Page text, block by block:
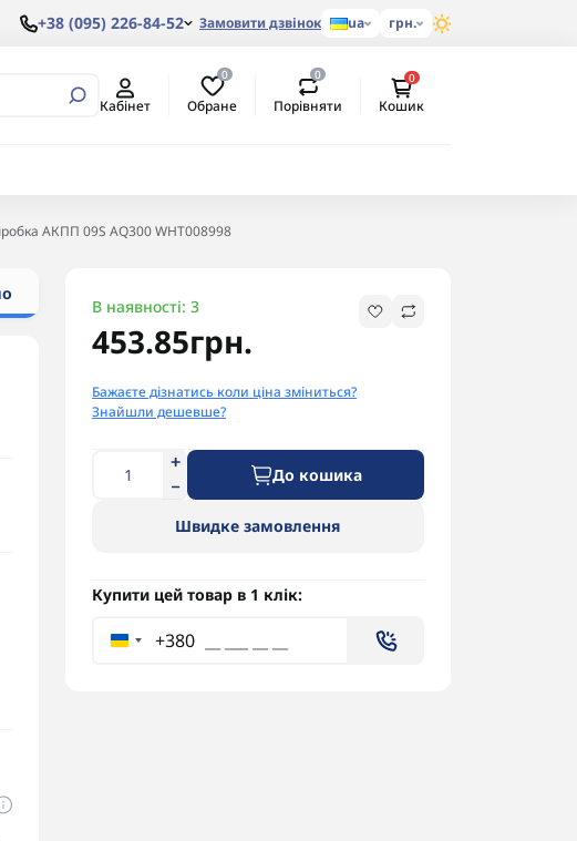
+38 (095) 226-84-52 Замовити дзвінок ua грн.
Кабінет
0
Обране
0
Порівняти
0
Кошик
АКПП 09S AQ300 WHT008998
В наявності: 3
453.85грн.
Бажаєте дізнатись коли ціна зміниться?
Знайшли дешевше?
До кошика
Швидке замовлення
Купити цей товар в 1 клік:
+380